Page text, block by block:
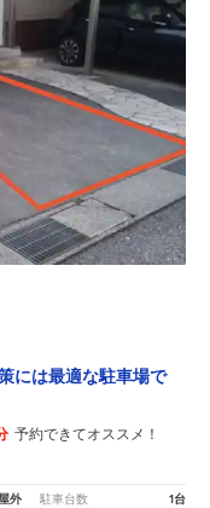
には最適な駐車場で
予約できてオススメ！
外 駐車台数 1台